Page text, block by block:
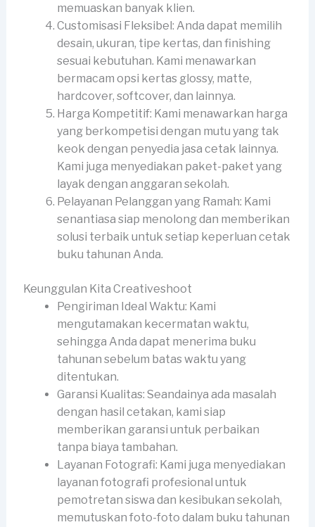
memuaskan banyak klien.
Customisasi Fleksibel: Anda dapat memilih
desain, ukuran, tipe kertas, dan finishing
sesuai kebutuhan. Kami menawarkan
bermacam opsi kertas glossy, matte,
hardcover, softcover, dan lainnya.
Harga Kompetitif: Kami menawarkan harga
yang berkompetisi dengan mutu yang tak
keok dengan penyedia jasa cetak lainnya.
Kami juga menyediakan paket-paket yang
layak dengan anggaran sekolah.
Pelayanan Pelanggan yang Ramah: Kami
senantiasa siap menolong dan memberikan
solusi terbaik untuk setiap keperluan cetak
buku tahunan Anda.
Keunggulan Kita Creativeshoot
Pengiriman Ideal Waktu: Kami
mengutamakan kecermatan waktu,
sehingga Anda dapat menerima buku
tahunan sebelum batas waktu yang
ditentukan.
Garansi Kualitas: Seandainya ada masalah
dengan hasil cetakan, kami siap
memberikan garansi untuk perbaikan
tanpa biaya tambahan.
Layanan Fotografi: Kami juga menyediakan
layanan fotografi profesional untuk
pemotretan siswa dan kesibukan sekolah,
memutuskan foto-foto dalam buku tahunan